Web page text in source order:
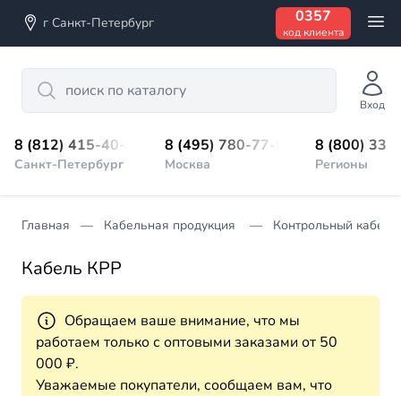
г Санкт-Петербург 0357
код клиента
Search
Вход
8 (812) 415-40-45
Санкт-Петербург
8 (495) 780-77-98
Москва
8 (800)
Регионы
Главная Кабельная продукция Контрольный кабель
Кабель КРР
Обращаем ваше внимание, что мы
работаем только с оптовыми заказами от 50
000 ₽.
Уважаемые покупатели, сообщаем вам, что